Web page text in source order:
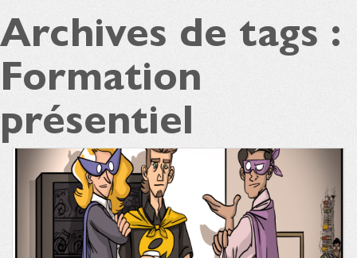
Archives de tags :
Formation
présentiel